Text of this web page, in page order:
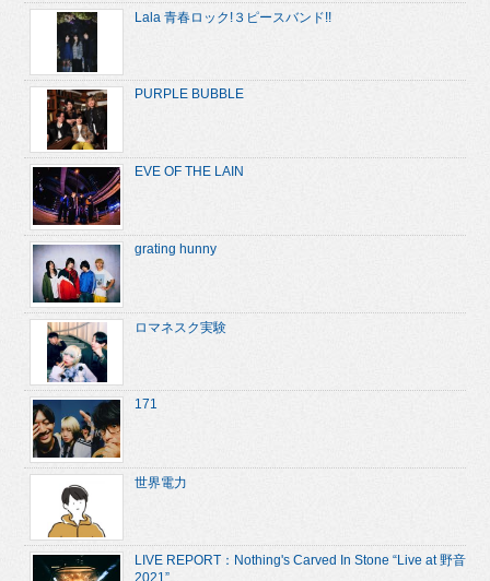
Lala 青春ロック!３ピースバンド!!
PURPLE BUBBLE
EVE OF THE LAIN
grating hunny
ロマネスク実験
171
世界電力
LIVE REPORT：Nothing's Carved In Stone “Live at 野音
2021”...